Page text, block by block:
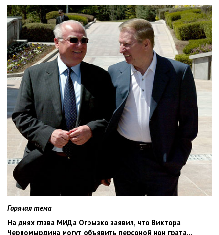
Горячая тема
На днях глава МИДа Огрызко заявил, что Виктора
Черномырдина могут объявить персоной нон грата…